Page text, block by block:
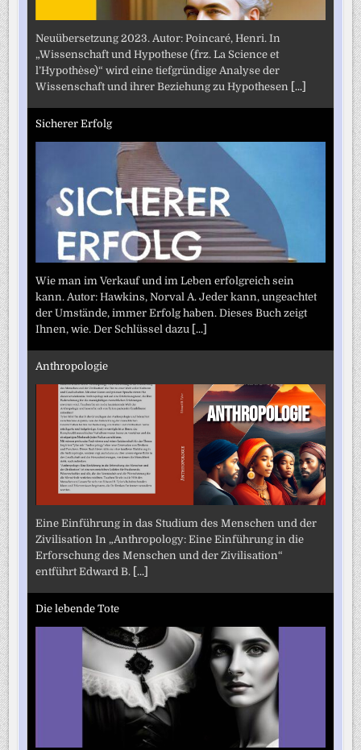
Neuübersetzung 2023. Autor: Poincaré, Henri. In
„Wissenschaft und Hypothese (frz. La Science et
l’Hypothèse)“ wird eine tiefgründige Analyse der
Wissenschaft und ihrer Beziehung zu Hypothesen
[...]
Sicherer Erfolg
Wie man im Verkauf und im Leben erfolgreich sein
kann. Autor: Hawkins, Norval A. Jeder kann, ungeachtet
der Umstände, immer Erfolg haben. Dieses Buch zeigt
Ihnen, wie. Der Schlüssel dazu
[...]
Anthropologie
Eine Einführung in das Studium des Menschen und der
Zivilisation In „Anthropology: Eine Einführung in die
Erforschung des Menschen und der Zivilisation“
entführt Edward B.
[...]
Die lebende Tote